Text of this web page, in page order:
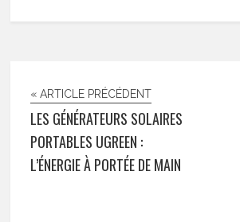
« ARTICLE PRÉCÉDENT
LES GÉNÉRATEURS SOLAIRES
PORTABLES UGREEN :
L’ÉNERGIE À PORTÉE DE MAIN